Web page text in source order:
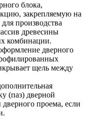
блока,
закрепляемую на
производства
древесины
комбинации.
дверного
щель между
(паз) дверной
проема, если